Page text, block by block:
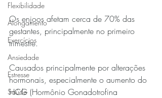
Flexibilidade
Alongamento
Exercícios
Ansiedade
Estresse
Saúde
Os enjoos afetam cerca de 70% das
gestantes, principalmente no primeiro
trimestre.
Causados principalmente por alterações
hormonais, especialmente o aumento do
HCG (Hormônio Gonadotrofina